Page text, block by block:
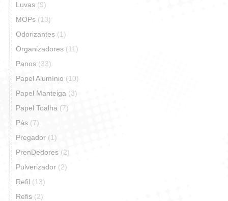
Luvas (9)
MOPs (13)
Odorizantes (1)
Organizadores (11)
Panos (33)
Papel Alumínio (10)
Papel Manteiga (3)
Papel Toalha (7)
Pás (7)
Pregador (1)
PrenDedores (2)
Pulverizador (2)
Refil (13)
Refis (2)